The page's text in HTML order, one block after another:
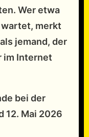
Wer etwa
merkt
jemand, der
im Internet
bei der
12. Mai 2026